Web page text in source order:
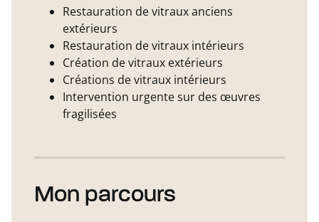
Restauration de vitraux anciens
extérieurs
Restauration de vitraux intérieurs
Création de vitraux extérieurs
Créations de vitraux intérieurs
Intervention urgente sur des œuvres
fragilisées
Mon parcours